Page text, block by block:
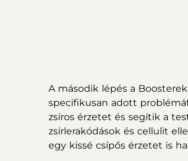
A második lépés a
specifikusan adott
zsíros érzetet és segítik a
zsírlerakódások és cellulit
egy kissé csípős érzetet is